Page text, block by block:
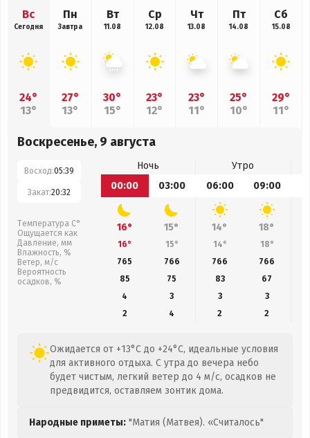
Вс
Сегодня
24°
13°
Пн
Завтра
27°
13°
Вт
11.08
30°
15°
Ср
12.08
23°
12°
Чт
13.08
23°
11°
Пт
14.08
25°
10°
Сб
15.08
29°
11°
Воскресенье, 9 августа
Восход:05:39
Закат:20:32
Температура С°
Ощущается как
Давление, мм
Влажность, %
Ветер, м/с
Вероятность
осадков, %
Ночь
Утро
00:00
03:00 06:00 09:00
16° 15° 14° 18°
16° 15° 14° 18°
765
766 766 766
85
75 83 67
4
3 3
3
2
4 2 2
Ожидается от +13°C до +24°C, идеальные условия
для активного отдыха. С утра до вечера небо
будет чистым, легкий ветер до 4 м/с, осадков не
предвидится, оставляем зонтик дома.
Народные приметы: "Матия (Матвея). «Считалось"